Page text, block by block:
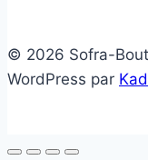
© 2026 Sofra-
WordPress par